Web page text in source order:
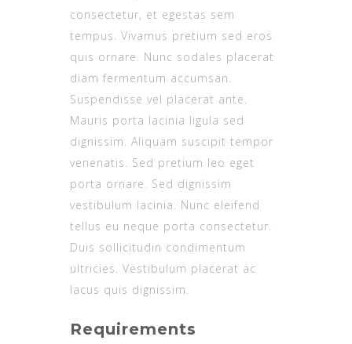
consectetur, et egestas sem
tempus. Vivamus pretium sed eros
quis ornare. Nunc sodales placerat
diam fermentum accumsan.
Suspendisse vel placerat ante.
Mauris porta lacinia ligula sed
dignissim. Aliquam suscipit tempor
venenatis. Sed pretium leo eget
porta ornare. Sed dignissim
vestibulum lacinia. Nunc eleifend
tellus eu neque porta consectetur.
Duis sollicitudin condimentum
ultricies. Vestibulum placerat ac
lacus quis dignissim.
Requirements